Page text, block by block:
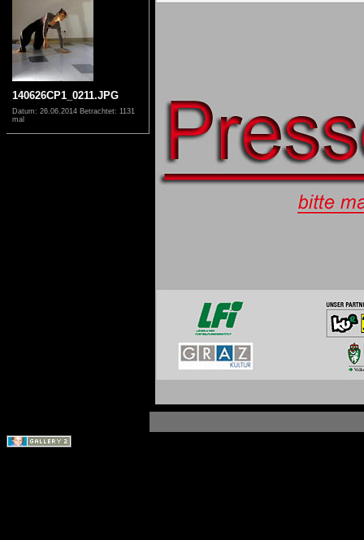
140626CP1_0211.JPG
Datum: 26.06.2014 Betrachtet: 1131
mal